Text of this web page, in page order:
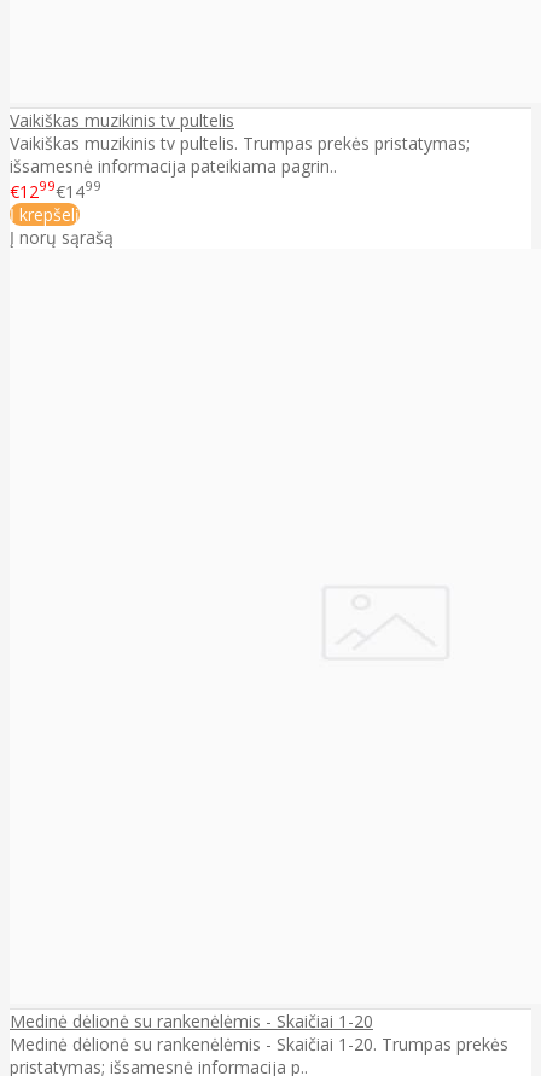
Vaikiškas muzikinis tv pultelis
Vaikiškas muzikinis tv pultelis. Trumpas prekės pristatymas;
išsamesnė informacija pateikiama pagrin..
€1299€1499
Į krepšelį
Į norų sąrašą
Medinė dėlionė su rankenėlėmis - Skaičiai 1-20
Medinė dėlionė su rankenėlėmis - Skaičiai 1-20. Trumpas prekės
pristatymas; išsamesnė informacija p..